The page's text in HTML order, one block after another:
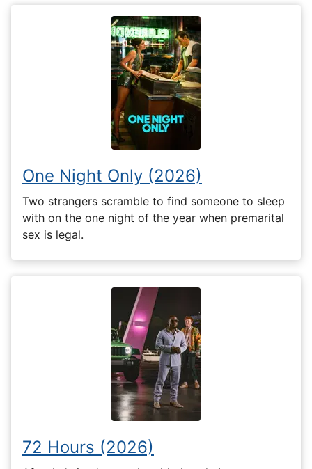
One Night Only (2026)
Two strangers scramble to find someone to sleep
with on the one night of the year when premarital
sex is legal.
72 Hours (2026)